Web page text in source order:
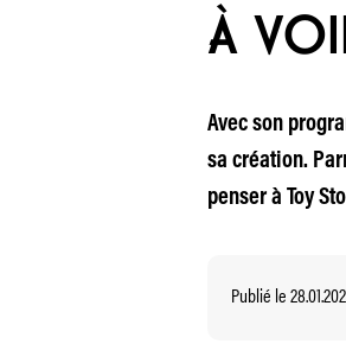
À
Avec son
sa création.
penser à Toy
Publié le